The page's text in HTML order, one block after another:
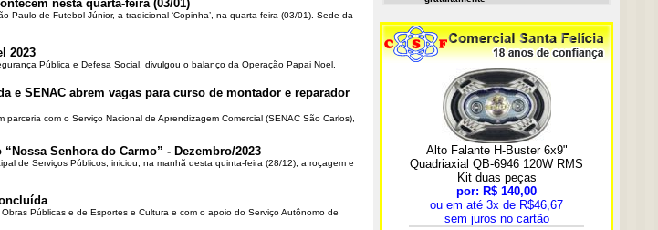
nesta quarta-feira (03/01)
Paulo de Futebol Júnior, a tradicional ‘Copinha’, na quarta-feira (03/01). Sede da
2023
Pública e Defesa Social, divulgou o balanço da Operação Papai Noel,
e SENAC abrem vagas para curso de montador e reparador
com o Serviço Nacional de Aprendizagem Comercial (SENAC São Carlos),
Senhora do Carmo” - Dezembro/2023
de Serviços Públicos, iniciou, na manhã desta quinta-feira (28/12), a roçagem e
Públicas e de Esportes e Cultura e com o apoio do Serviço Autônomo de